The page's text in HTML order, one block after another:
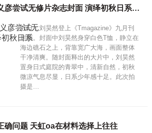
刘昊然携手上田义彦尝试无修片杂志封面 演绎初秋日系少年
近日，刘昊然登上《Tmagazine》九月刊
封面。封面中刘昊然身穿白色T恤，静立在
海边礁石之上，背靠宽广大海，画面整体
干净清爽。随封面释出的大片中，刘昊然
置身日式庭院的青翠中，清新自然，初秋
微凉气息尽显，日系少年感十足。此次拍
摄是…
确问题 天虹oa在材料选择上往往